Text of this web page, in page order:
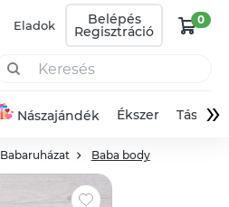
Eladok Belépés
Regisztráció
0
Nászajándék Ékszer Táska»
Babaruházat Baba body